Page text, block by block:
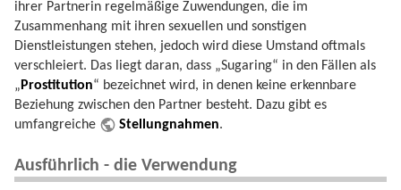
ihrer Partnerin regelmäßige Zuwendungen, die im
Zusammenhang mit ihren sexuellen und sonstigen
Dienstleistungen stehen, jedoch wird diese Umstand oftmals
verschleiert. Das liegt daran, dass „Sugaring“ in den Fällen als
„ Prostitution“ bezeichnet wird, in denen keine erkennbare
Beziehung zwischen den Partner besteht. Dazu gibt es
umfangreiche
Stellungnahmen.
Ausführlich - die Verwendung